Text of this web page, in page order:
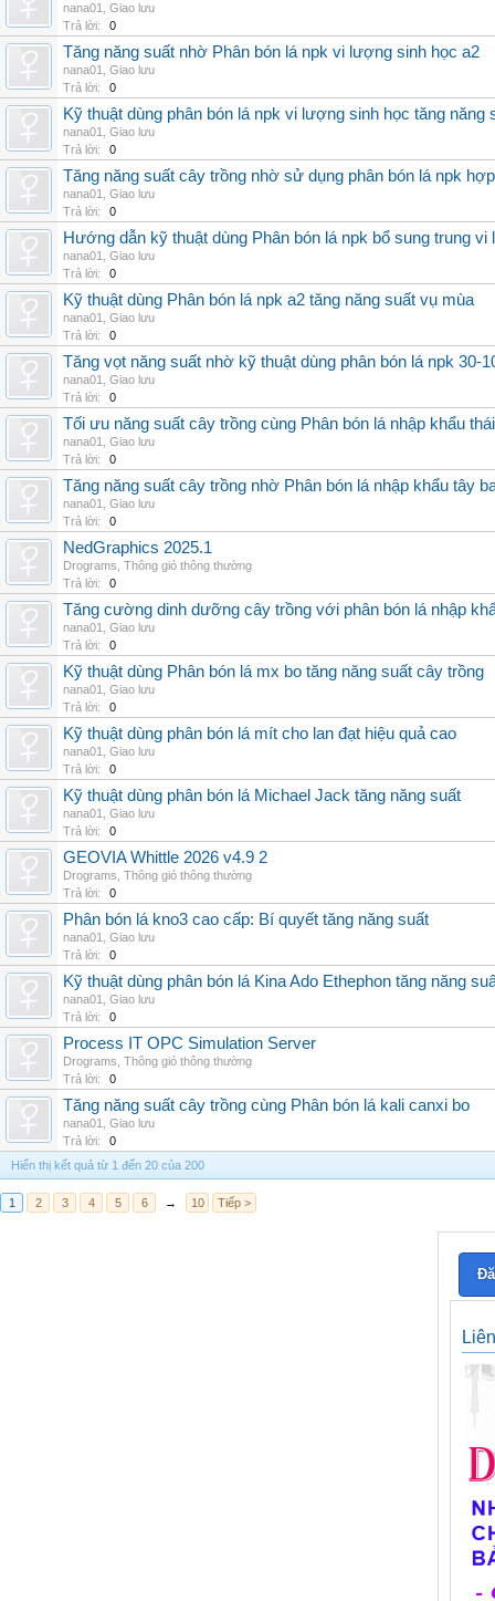
nana01
Giao lưu
Trả lời:
0
Tăng năng suất nhờ Phân bón lá npk vi lượng sinh học a2
nana01
Giao lưu
Trả lời:
0
Kỹ thuật dùng phân bón lá npk vi lượng sinh học tăng năng
nana01
Giao lưu
Trả lời:
0
Tăng năng suất cây trồng nhờ sử dụng phân bón lá npk
nana01
Giao lưu
Trả lời:
0
Hướng dẫn kỹ thuật dùng Phân bón lá npk bổ sung trung vi
nana01
Giao lưu
Trả lời:
0
Kỹ thuật dùng Phân bón lá npk a2 tăng năng suất vụ mùa
nana01
Giao lưu
Trả lời:
0
Tăng vọt năng suất nhờ kỹ thuật dùng phân bón lá npk 30-
nana01
Giao lưu
Trả lời:
0
Tối ưu năng suất cây trồng cùng Phân bón lá nhập khẩu
nana01
Giao lưu
Trả lời:
0
Tăng năng suất cây trồng nhờ Phân bón lá nhập khẩu tây
nana01
Giao lưu
Trả lời:
0
NedGraphics 2025.1
Drograms Thông gió thông thường
Trả lời:
0
Tăng cường dinh dưỡng cây trồng với phân bón lá nhập
nana01
Giao lưu
Trả lời:
0
Kỹ thuật dùng Phân bón lá mx bo tăng năng suất cây trồng
nana01
Giao lưu
Trả lời:
0
Kỹ thuật dùng phân bón lá mít cho lan đạt hiệu quả cao
nana01
Giao lưu
Trả lời:
0
Kỹ thuật dùng phân bón lá Michael Jack tăng năng suất
nana01
Giao lưu
Trả lời:
0
GEOVIA Whittle 2026 v4.9 2
Drograms Thông gió thông thường
Trả lời:
0
Phân bón lá kno3 cao cấp: Bí quyết tăng năng suất
nana01
Giao lưu
Trả lời:
0
Kỹ thuật dùng phân bón lá Kina Ado Ethephon tăng năng
nana01
Giao lưu
Trả lời:
0
Process IT OPC Simulation Server
Drograms Thông gió thông thường
Trả lời:
0
Tăng năng suất cây trồng cùng Phân bón lá kali canxi bo
nana01
Giao lưu
Trả lời:
0
Hiển thị kết quả từ 1 đến 20 của 200
1 2 3 4 5 6 → 10 Tiếp >